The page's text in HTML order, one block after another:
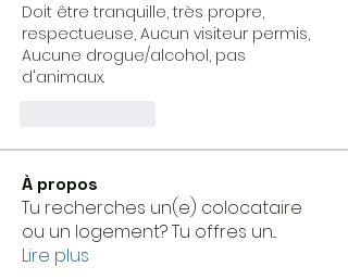
Doit être tranquille, très propre,
respectueuse, Aucun visiteur permis,
Aucune drogue/alcohol, pas
d'animaux.
À propos
Tu recherches un(e) colocataire
ou un logement? Tu offres un...
Lire plus